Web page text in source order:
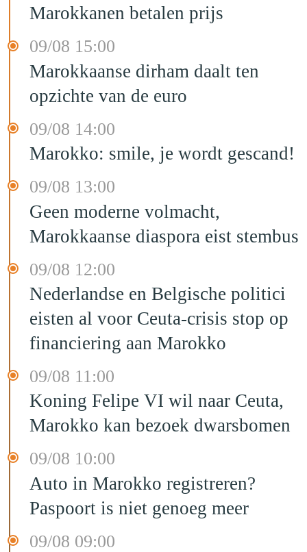
Marokkanen betalen prijs
09/08 15:00
Marokkaanse dirham daalt ten
opzichte van de euro
09/08 14:00
Marokko: smile, je wordt gescand!
09/08 13:00
Geen moderne volmacht,
Marokkaanse diaspora eist stembus
09/08 12:00
Nederlandse en Belgische politici
eisten al voor Ceuta-crisis stop op
financiering aan Marokko
09/08 11:00
Koning Felipe VI wil naar Ceuta,
Marokko kan bezoek dwarsbomen
09/08 10:00
Auto in Marokko registreren?
Paspoort is niet genoeg meer
09/08 09:00